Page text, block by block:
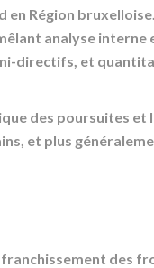
Région bruxelloise.
analyse interne
directifs, et
des poursuites et
et plus
des